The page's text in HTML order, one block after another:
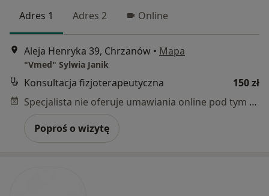
Adres 1 Adres 2 Online
Aleja Henryka 39, Chrzanów • Mapa
"Vmed" Sylwia Janik
Konsultacja fizjoterapeutyczna
150 zł
Specjalista nie oferuje umawiania online pod tym adresem.
Poproś o wizytę